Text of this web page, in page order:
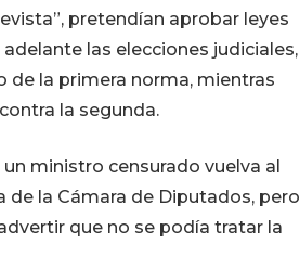
pretendían aprobar leyes
las elecciones judiciales,
de la primera norma, mientras
la segunda.
ministro censurado vuelva al
de la Cámara de Diputados, pero
que no se podía tratar la